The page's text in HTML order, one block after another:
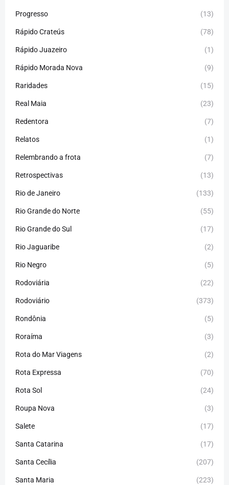
Progresso (13)
Rápido Crateús (78)
Rápido Juazeiro (1)
Rápido Morada Nova (9)
Raridades (15)
Real Maia (23)
Redentora (7)
Relatos (1)
Relembrando a frota (7)
Retrospectivas (13)
Rio de Janeiro (133)
Rio Grande do Norte (55)
Rio Grande do Sul (17)
Rio Jaguaribe (2)
Rio Negro (5)
Rodoviária (22)
Rodoviário (373)
Rondônia (5)
Roraíma (3)
Rota do Mar Viagens (2)
Rota Expressa (70)
Rota Sol (24)
Roupa Nova (3)
Salete (17)
Santa Catarina (17)
Santa Cecília (207)
Santa Maria (223)